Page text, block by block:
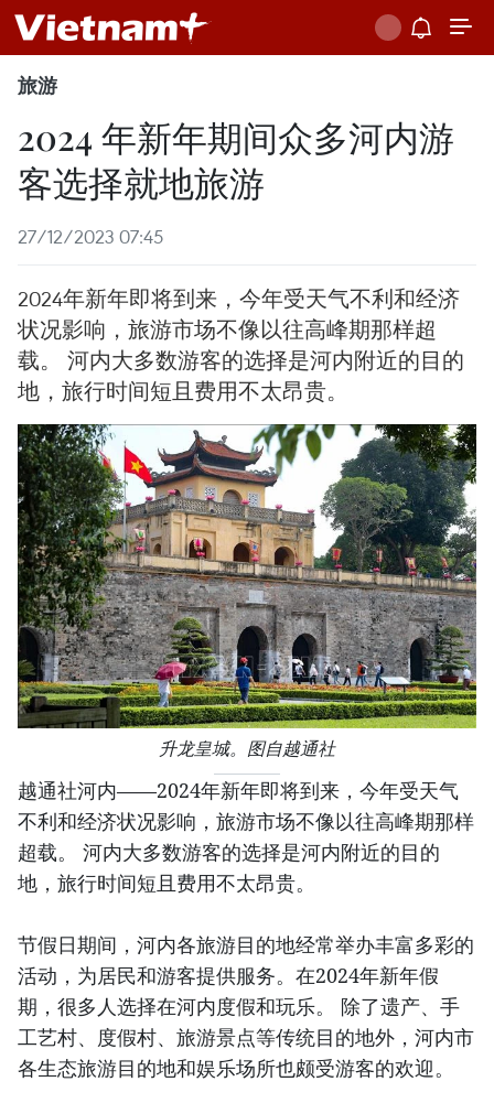
旅游
2024 年新年期间众多河内游
客选择就地旅游
27/12/2023 07:45
2024年新年即将到来，今年受天气不利和经济
状况影响，旅游市场不像以往高峰期那样超
载。 河内大多数游客的选择是河内附近的目的
地，旅行时间短且费用不太昂贵。
升龙皇城。图自越通社
越通社河内——2024年新年即将到来，今年受天气
不利和经济状况影响，旅游市场不像以往高峰期那样
超载。 河内大多数游客的选择是河内附近的目的
地，旅行时间短且费用不太昂贵。
节假日期间，河内各旅游目的地经常举办丰富多彩的
活动，为居民和游客提供服务。在2024年新年假
期，很多人选择在河内度假和玩乐。 除了遗产、手
工艺村、度假村、旅游景点等传统目的地外，河内市
各生态旅游目的地和娱乐场所也颇受游客的欢迎。